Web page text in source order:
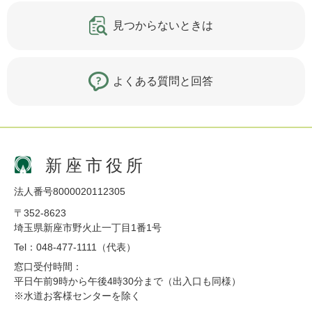
見つからないときは
よくある質問と回答
新座市役所
法人番号8000020112305
〒352-8623
埼玉県新座市野火止一丁目1番1号
Tel：048-477-1111（代表）
窓口受付時間：
平日午前9時から午後4時30分まで（出入口も同様）
※水道お客様センターを除く